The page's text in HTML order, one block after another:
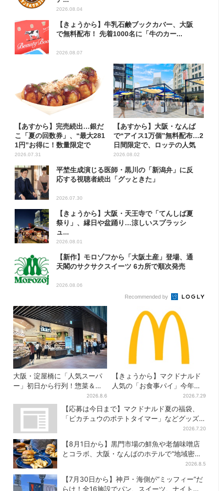
2026.08.04
【きょうから】牛乳石鹸ブックカバー、大阪
で無料配布！ 先着1000名に「牛のカー...
2026.08.07
【あすから】完売続出…銀だ
こ「夏の回数券」、“最大281
1円”お得に！数量限定で
2026.07.31
【あすから】大阪・なんば
で“アイス1万個”無料配布…2
日間限定で、ロッテの人気
商...
2026.08.02
平埜生成演じる医師・黒川の「新潟弁」に反
応する視聴者続出「グッときた」
2026.07.30
【きょうから】大阪・天王寺で「てんしば夏
祭り」、縁日や盆踊り…涼しいスプラッシ
ュ...
2026.08.01
【新作】モロゾフから「大阪土産」登場、通
天閣のサクサクスイーツ 6カ所で順次発売
2026.08.06
Recommended by
大阪・淀屋橋に「人気スーパ
ー」初日から行列！惣菜＆弁
当コーナーは大幅に拡大…人
気商品は？
2026.8.6
【きょうから】マクドナルド
人気の「お食事パイ」今年も
登場、熱々とろ～り夏限定メ
ニュー
2026.7.29
【応募は今日まで】マクドナルド夏の福袋、
「ピカチュウのポテトタイマー」などグッズ3
2026.7.20
【8月1日から】黒門市場の鮮魚や老舗味噌店
とコラボ、大阪・なんばのホテルで“地域密
2026.8.5
【7月30日から】神戸・海側が“ミッフィー”だ
らけ！全16施設でパン、スイーツ、ナイトマ